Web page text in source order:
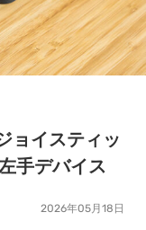
ョイスティッ
手デバイス
2026年05月18日